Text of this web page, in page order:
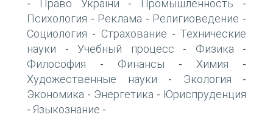
- Право України - Промышленность -
Психология - Реклама - Религиоведение -
Социология - Страхование - Технические
науки - Учебный процесс - Физика -
Философия - Финансы - Химия -
Художественные науки - Экология -
Экономика - Энергетика - Юриспруденция
- Языкознание -